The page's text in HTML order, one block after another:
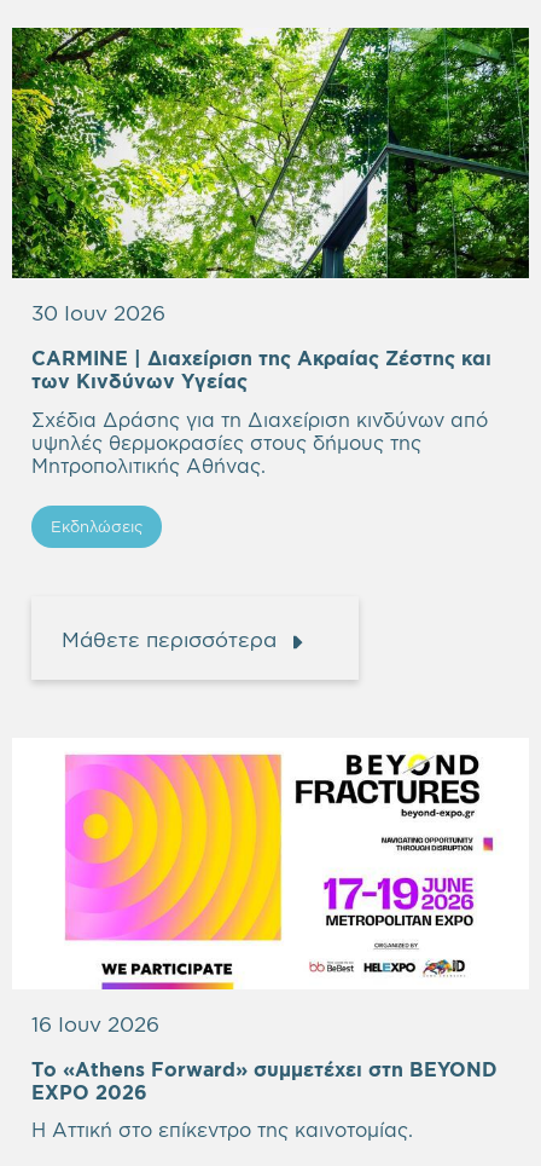
30 Ιουν 2026
CARMINE | Διαχείριση της Aκραίας Ζέστης και
των Κινδύνων Υγείας
Σχέδια Δράσης για τη Διαχείριση κινδύνων από
υψηλές θερμοκρασίες στους δήμους της
Μητροπολιτικής Αθήνας.
Εκδηλώσεις
Μάθετε περισσότερα
16 Ιουν 2026
Το «Athens Forward» συμμετέχει στη BEYOND
EXPO 2026
Η Αττική στο επίκεντρο της καινοτομίας.